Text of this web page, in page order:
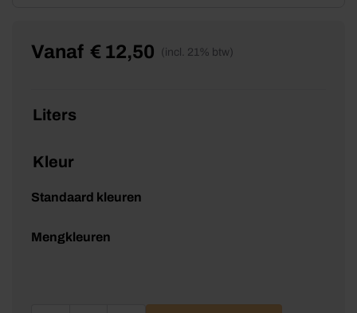
Vanaf € 12,50 (incl. 21% btw)
Liters
Kleur
Mengkleuren
Standaard kleuren